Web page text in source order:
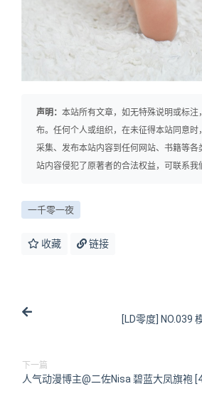
声明： 本站所有文章，如无特殊说明或标注
布。任何个人或组织，在未征得本站同意时
采集、发布本站内容到任何网站、书籍等各
站内容侵犯了原著者的合法权益，可联系我
一千零一夜
收藏 链接
[LD零度] NO.039
下一篇
人气动漫博主@二佐Nisa 碧蓝大凤旗袍